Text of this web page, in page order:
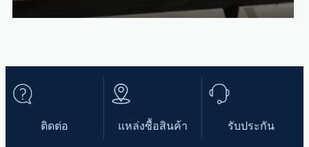
ติดต่อ แหล่งซื้อสินค้า รับประกัน